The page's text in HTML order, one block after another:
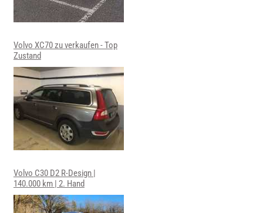
Volvo XC70 zu verkaufen - Top
Zustand
Volvo C30 D2 R-Design |
140.000 km | 2. Hand